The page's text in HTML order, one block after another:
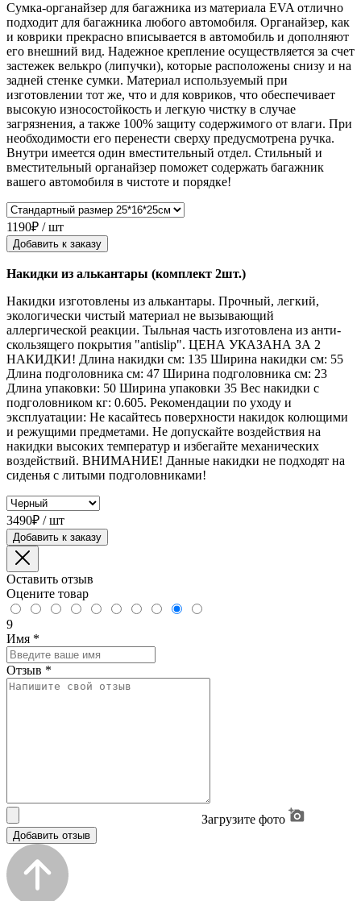
Сумка-органайзер для багажника из материала EVA отлично
подходит для багажника любого автомобиля. Органайзер, как
и коврики прекрасно вписывается в автомобиль и дополняют
его внешний вид. Надежное крепление осуществляется за счет
застежек велькро (липучки), которые расположены снизу и на
задней стенке сумки. Материал используемый при
изготовлении тот же, что и для ковриков, что обеспечивает
высокую износостойкость и легкую чистку в случае
загрязнения, а также 100% защиту содержимого от влаги. При
необходимости его перенести сверху предусмотрена ручка.
Внутри имеется один вместительный отдел. Стильный и
вместительный органайзер поможет содержать багажник
вашего автомобиля в чистоте и порядке!
1190₽ / шт
Добавить к заказу
Накидки из алькантары (комплект 2шт.)
Накидки изготовлены из алькантары. Прочный, легкий,
экологически чистый материал не вызывающий
аллергической реакции. Тыльная часть изготовлена из анти-
скользящего покрытия "antislip". ЦЕНА УКАЗАНА ЗА 2
НАКИДКИ! Длина накидки см: 135 Ширина накидки см: 55
Длина подголовника см: 47 Ширина подголовника см: 23
Длина упаковки: 50 Ширина упаковки 35 Вес накидки с
подголовником кг: 0.605. Рекомендации по уходу и
эксплуатации: Не касайтесь поверхности накидок колющими
и режущими предметами. Не допускайте воздействия на
накидки высоких температур и избегайте механических
воздействий. ВНИМАНИЕ! Данные накидки не подходят на
сиденья с литыми подголовниками!
3490₽ / шт
Добавить к заказу
Оставить отзыв
Оцените товар
9
Имя *
Отзыв *
Загрузите фото
Добавить отзыв